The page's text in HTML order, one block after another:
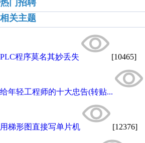
热门招聘
相关主题
PLC程序莫名其妙丢失 [10465]
给年轻工程师的十大忠告(转贴...
用梯形图直接写单片机 [12376]